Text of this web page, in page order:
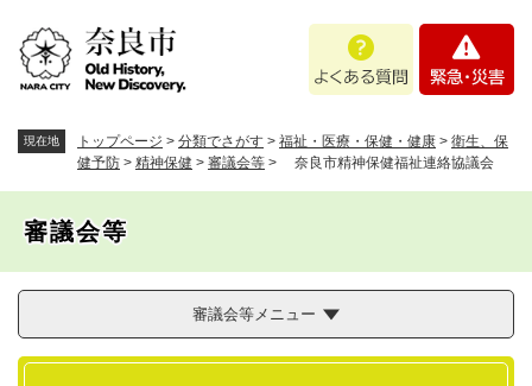
あ
問
・
現在地 トップページ > 分類でさがす > 福祉・医療・保健・健康 > 衛生、保
健予防 > 精神保健 > 審議会等 > 奈良市精神保健福祉連絡協議会
審議会等
審議会等メニュー
本